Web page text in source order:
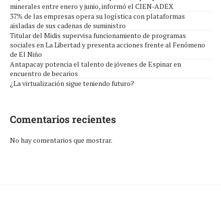
minerales entre enero y junio, informó el CIEN-ADEX
37% de las empresas opera su logística con plataformas
aisladas de sus cadenas de suministro
Titular del Midis supervisa funcionamiento de programas
sociales en La Libertad y presenta acciones frente al Fenómeno
de El Niño
Antapacay potencia el talento de jóvenes de Espinar en
encuentro de becarios
¿La virtualización sigue teniendo futuro?
Comentarios recientes
No hay comentarios que mostrar.